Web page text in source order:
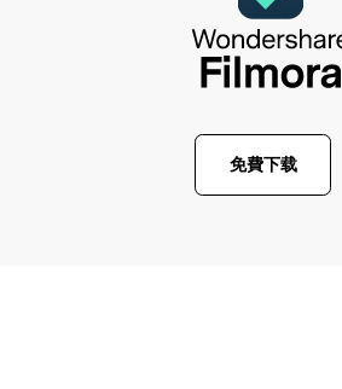
免費下载